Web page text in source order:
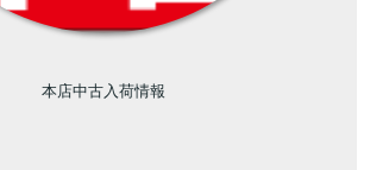
本店中古入荷情報